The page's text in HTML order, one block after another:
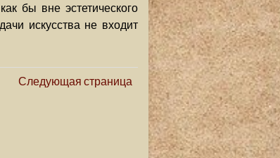
бы вне эстетического
искусства не входит
Следующая страница